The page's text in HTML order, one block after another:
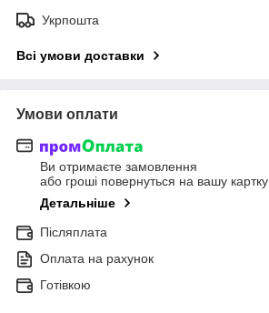
Укрпошта
Всі умови доставки
Умови оплати
Ви отримаєте замовлення
або гроші повернуться на вашу картку
Детальніше
Післяплата
Оплата на рахунок
Готівкою